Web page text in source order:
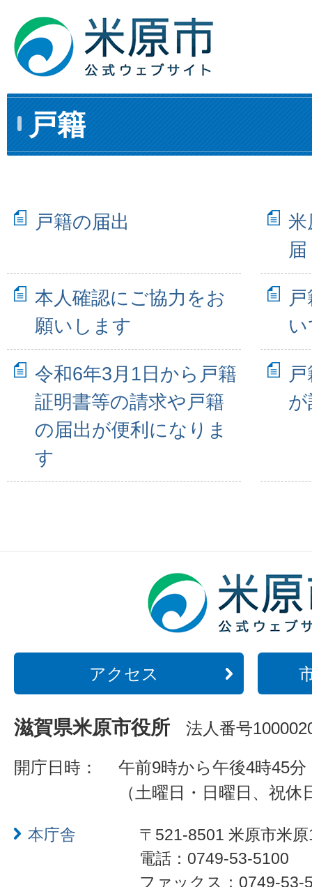
戸籍
戸籍の届出
米
届
本人確認にご協力をお
願いします
令和6年3月1日から戸籍
証明書等の請求や戸籍
の届出が便利になりま
す
アクセス
滋賀県米原市役所 法人番号
開庁日時：
午前9時から午後4時45分
（土曜日・日曜日、祝
本庁舎
〒521-8501 米原市米
電話：0749-53-5100
ファックス：0749-53-